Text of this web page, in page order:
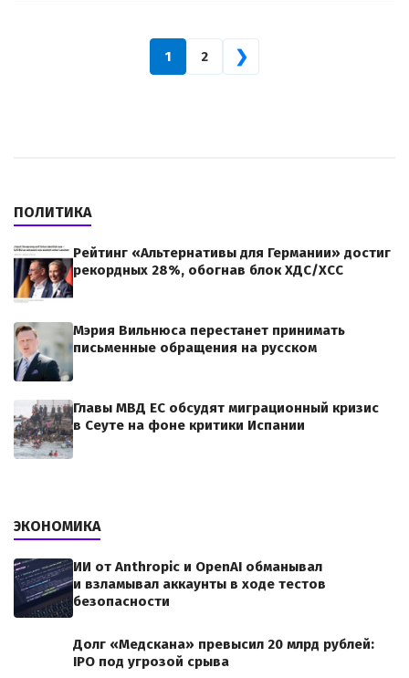
1 2 ❯
ПОЛИТИКА
Рейтинг «Альтернативы для Германии» достиг
рекордных 28%, обогнав блок ХДС/ХСС
Мэрия Вильнюса перестанет принимать
письменные обращения на русском
Главы МВД ЕС обсудят миграционный кризис
в Сеуте на фоне критики Испании
ЭКОНОМИКА
ИИ от Anthropic и OpenAI обманывал
и взламывал аккаунты в ходе тестов
безопасности
Долг «Медскана» превысил 20 млрд рублей:
IPO под угрозой срыва